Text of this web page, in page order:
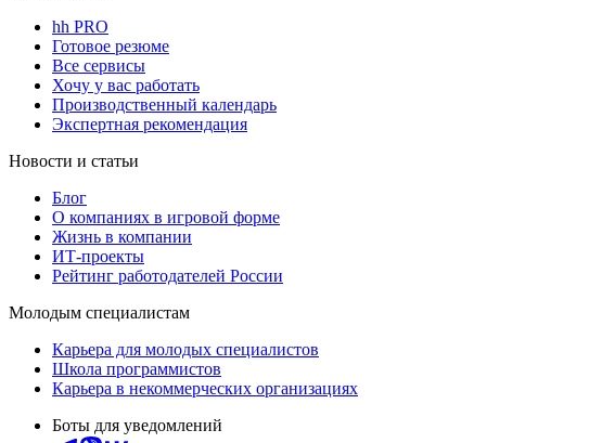
hh PRO
Готовое резюме
Все сервисы
Хочу у вас работать
Производственный календарь
Экспертная рекомендация
Новости и статьи
Блог
О компаниях в игровой форме
Жизнь в компании
ИТ-проекты
Рейтинг работодателей России
Молодым специалистам
Карьера для молодых специалистов
Школа программистов
Карьера в некоммерческих организациях
Боты для уведомлений